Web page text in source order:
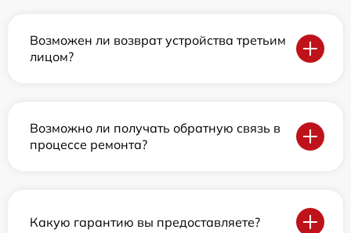
Возможен ли возврат устройства третьим
лицом?
Возможно ли получать обратную связь в
процессе ремонта?
Какую гарантию вы предоставляете?